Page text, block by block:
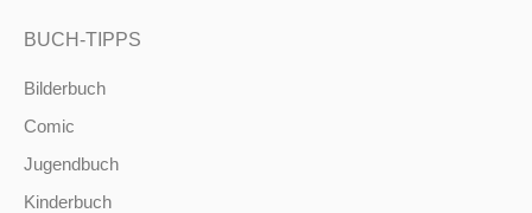
BUCH-TIPPS
Bilderbuch
Comic
Jugendbuch
Kinderbuch